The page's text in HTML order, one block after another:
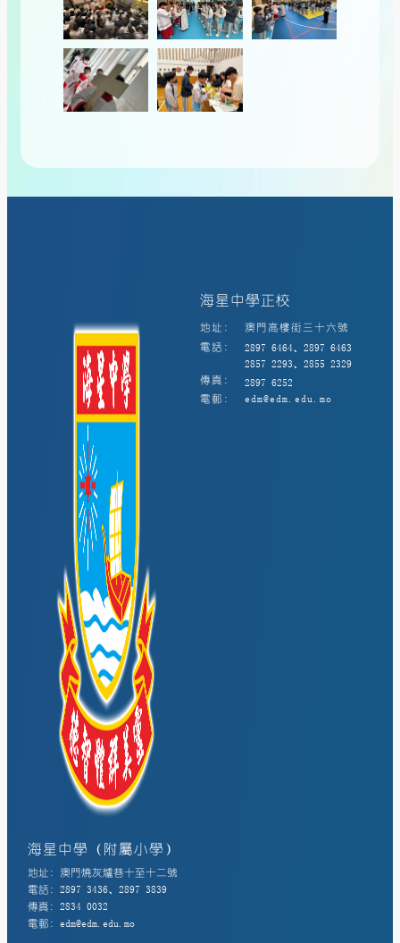
海星中學正校
地址:
澳門高樓街三十六號
電話:
2897 6464、2897 6463
2857 2293、2855 2329
傳真:
2897 6252
電郵:
edm@edm.edu.mo
海星中學（附屬小學）
地址: 澳門燒灰爐巷十至十二號
電話: 2897 3436、2897 3839
傳真: 2834 0032
電郵: edm@edm.edu.mo